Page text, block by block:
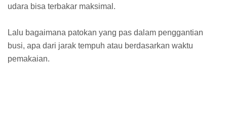
udara bisa terbakar maksimal.
Lalu bagaimana patokan yang pas dalam penggantian
busi, apa dari jarak tempuh atau berdasarkan waktu
pemakaian.